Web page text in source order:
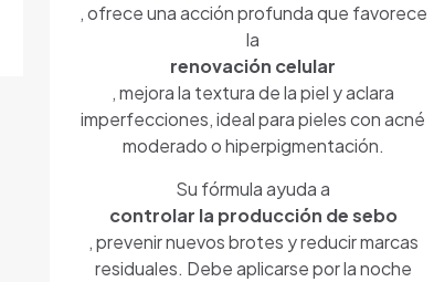
, ofrece una acción profunda que favorece
la
renovación celular
, mejora la textura de la piel y aclara
imperfecciones, ideal para pieles con acné
moderado o hiperpigmentación.
Su fórmula ayuda a
controlar la producción de sebo
, prevenir nuevos brotes y reducir marcas
residuales. Debe aplicarse por la noche